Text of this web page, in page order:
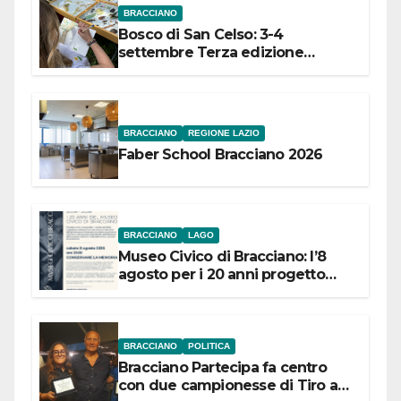
BRACCIANO
Bosco di San Celso: 3-4
settembre Terza edizione
BRACCIANO REGIONE LAZIO
Faber School Bracciano 2026
BRACCIANO LAGO
Museo Civico di Bracciano: l’8
agosto per i 20 anni progetto
BRACCIANO POLITICA
Bracciano Partecipa fa centro
con due campionesse di Tiro a